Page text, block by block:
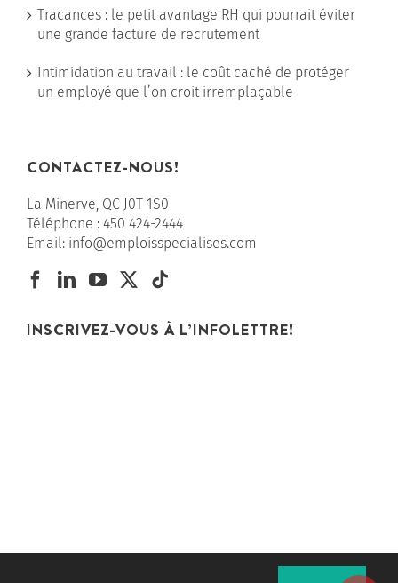
Tracances : le petit avantage RH qui pourrait éviter
une grande facture de recrutement
Intimidation au travail : le coût caché de protéger
un employé que l’on croit irremplaçable
CONTACTEZ-NOUS!
La Minerve, QC J0T 1S0
Téléphone : 450 424-2444
Email: info@emploisspecialises.com
INSCRIVEZ-VOUS À L’INFOLETTRE!
TECHNO-COMMUNICATION|